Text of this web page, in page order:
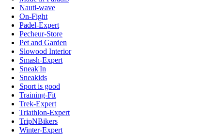
Nauti-wave
On-Fight
Padel-Expert
Pecheur-Store
Pet and Garden
Slowood Interior
Smash-Expert
Sneak'In
Sneakids
Sport is good
Training-Fit
Trek-Expert
Triathlon-Expert
TripNBikers
Winter-Expert